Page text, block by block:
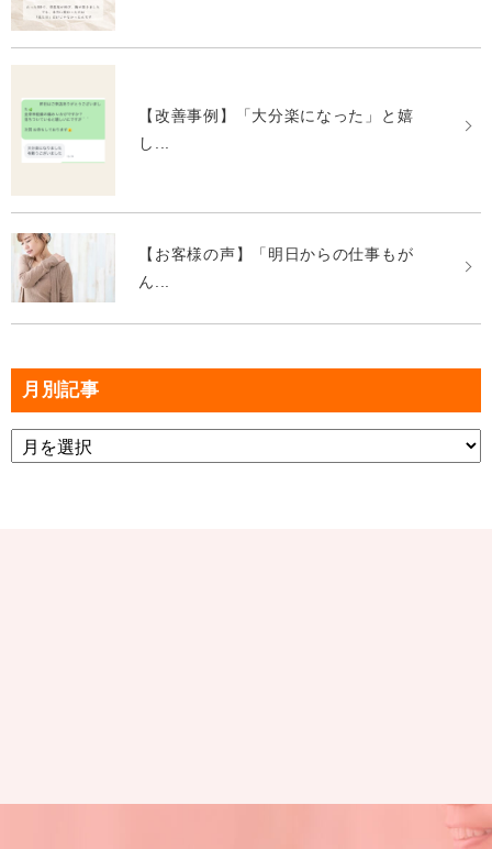
【改善事例】「大分楽になった」と嬉
し...
【お客様の声】「明日からの仕事もが
ん...
月別記事